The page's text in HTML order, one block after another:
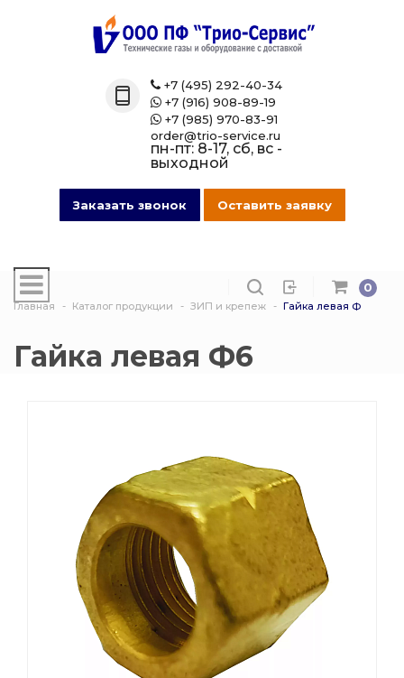
Назад
Технические газы
Азот
Ацетилен
Газовые баллоны
Гелиевые
Пропановые
Venta
016 Сварочная проволока
007 Зажимы
009 ЗИП и крепеж
018 Электроды
012 Маски и очки
020 Сварочные посты
0
+7 (495) 292-40-34
+7 (916) 908-89-19
+7 (985) 970-83-91
order@trio-service.ru
пн-пт: 8-17, сб, вс -
выходной
Заказать звонок Оставить заявку
Главная Каталог продукции ЗИП и крепеж Гайка левая Ф
Гайка левая Ф6